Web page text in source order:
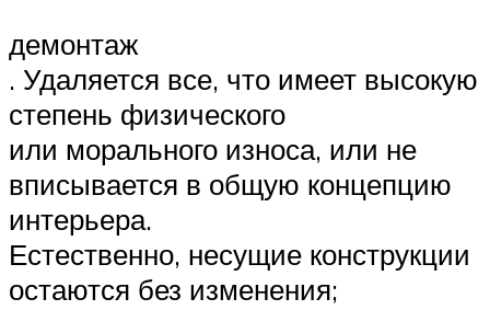
демонтаж
. Удаляется все, что имеет высокую
степень физического
или морального износа, или не
вписывается в общую концепцию
интерьера.
Естественно, несущие конструкции
остаются без изменения;